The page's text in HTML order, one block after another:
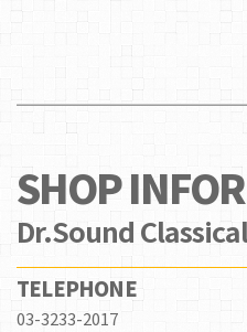
SHOP
Dr.Sound
TELEPHONE
03-3233-2017